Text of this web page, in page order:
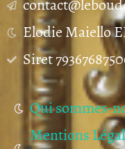
Elodie Maiello
Siret
Qui sommes-
Mentions